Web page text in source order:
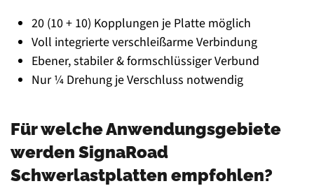
20 (10 + 10) Kopplungen je Platte möglich
Voll integrierte verschleißarme Verbindung
Ebener, stabiler & formschlüssiger Verbund
Nur ¼ Drehung je Verschluss notwendig
Für welche Anwendungsgebiete
werden SignaRoad
Schwerlastplatten empfohlen?